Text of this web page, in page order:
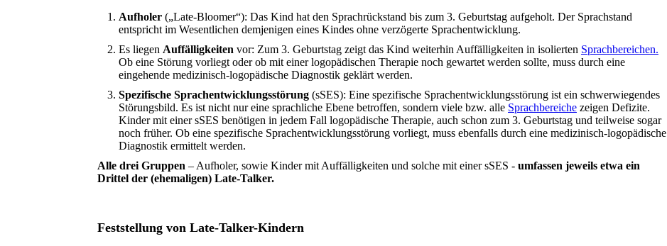
Aufholer („Late-Bloomer“): Das Kind hat den Sprachrückstand bis zum 3. Geburtstag aufgeholt. Der Sprachstand
entspricht im Wesentlichen demjenigen eines Kindes ohne verzögerte Sprachentwicklung.
Es liegen Auffälligkeiten vor: Zum 3. Geburtstag zeigt das Kind weiterhin Auffälligkeiten in isolierten Sprachbereichen.
Ob eine Störung vorliegt oder ob mit einer logopädischen Therapie noch gewartet werden sollte, muss durch eine
eingehende medizinisch-logopädische Diagnostik geklärt werden.
Spezifische Sprachentwicklungsstörung (sSES): Eine spezifische Sprachentwicklungsstörung ist ein schwerwiegendes
Störungsbild. Es ist nicht nur eine sprachliche Ebene betroffen, sondern viele bzw. alle Sprachbereiche zeigen Defizite.
Kinder mit einer sSES benötigen in jedem Fall logopädische Therapie, auch schon zum 3. Geburtstag und teilweise sogar
noch früher. Ob eine spezifische Sprachentwicklungsstörung vorliegt, muss ebenfalls durch eine medizinisch-logopädische
Diagnostik ermittelt werden.
Alle drei Gruppen – Aufholer, sowie Kinder mit Auffälligkeiten und solche mit einer sSES - umfassen jeweils etwa ein
Drittel der (ehemaligen) Late-Talker.
Feststellung von Late-Talker-Kindern